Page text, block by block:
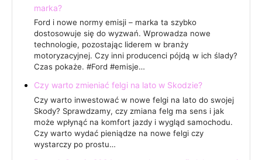
marka?
Ford i nowe normy emisji – marka ta szybko
dostosowuje się do wyzwań. Wprowadza nowe
technologie, pozostając liderem w branży
motoryzacyjnej. Czy inni producenci pójdą w ich ślady?
Czas pokaże. #Ford #emisje…
Czy warto zmieniać felgi na lato w Skodzie?
Czy warto inwestować w nowe felgi na lato do swojej
Skody? Sprawdzamy, czy zmiana felg ma sens i jak
może wpłynąć na komfort jazdy i wygląd samochodu.
Czy warto wydać pieniądze na nowe felgi czy
wystarczy po prostu…